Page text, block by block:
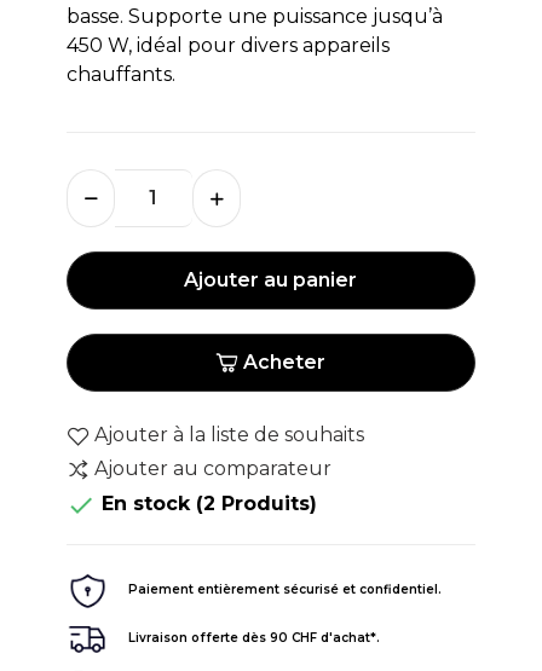
basse. Supporte une puissance jusqu’à
450 W, idéal pour divers appareils
chauffants.
Ajouter au panier
Acheter
Ajouter à la liste de souhaits
Ajouter au comparateur
 En stock (2 Produits)
Paiement entièrement sécurisé et confidentiel.
Livraison offerte dès 90 CHF d'achat*.